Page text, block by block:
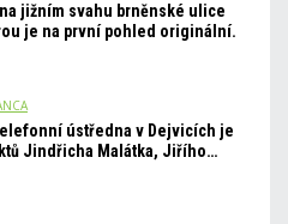
jižním svahu brněnské ulice
je na první pohled originální.
ústředna v Dejvicích je
Jindřicha Malátka, Jiřího…